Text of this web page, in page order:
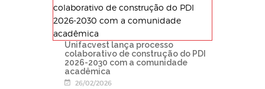
Unifacvest lança processo
colaborativo de construção do PDI
2026-2030 com a comunidade
acadêmica
26/02/2026